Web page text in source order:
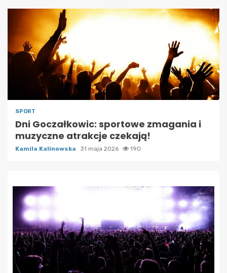
SPORT
Dni Goczałkowic: sportowe zmagania i
muzyczne atrakcje czekają!
Kamila Kalinowska 31 maja 2026 190